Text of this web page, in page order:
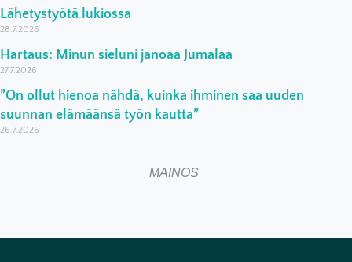
Lähetystyötä lukiossa
28.7.2026
Hartaus: Minun sieluni janoaa Jumalaa
27.7.2026
”On ollut hienoa nähdä, kuinka ihminen saa uuden
suunnan elämäänsä työn kautta”
26.7.2026
MAINOS